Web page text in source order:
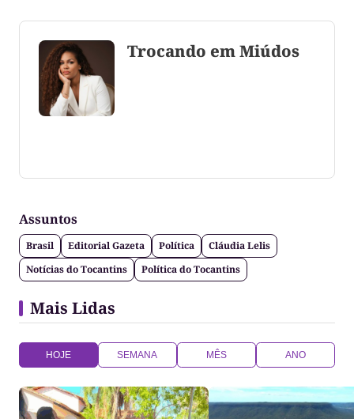
Trocando em Miúdos
consultora de comunicação. CEO Editora-Chefe da
político e anti-fake!
Assuntos
Brasil Editorial Gazeta Política
Cláudia Lelis
Notícias do Tocantins
Política do Tocantins
Mais Lidas
HOJE SEMANA MÊS ANO